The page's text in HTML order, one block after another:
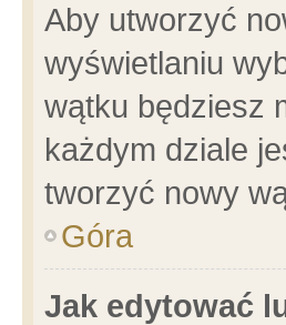
Aby utworzyć
wyświetlaniu
wątku będziesz
każdym dziale
tworzyć nowy
Góra
Jak edytować